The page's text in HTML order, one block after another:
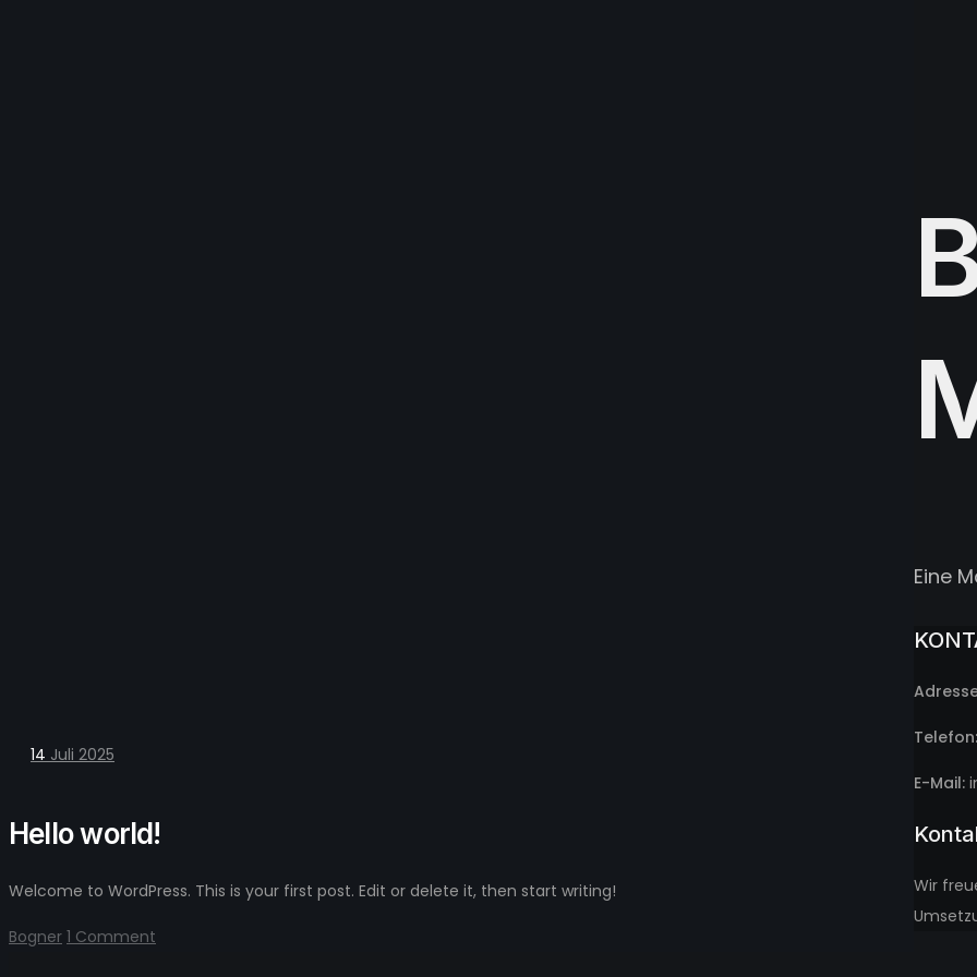
14 Juli 2025
Hello world!
Welcome to WordPress. This is your first post. Edit or delete it, then start writing!
Bogner 1 Comment
Eine
Telefon:
E-Mail:
Wir